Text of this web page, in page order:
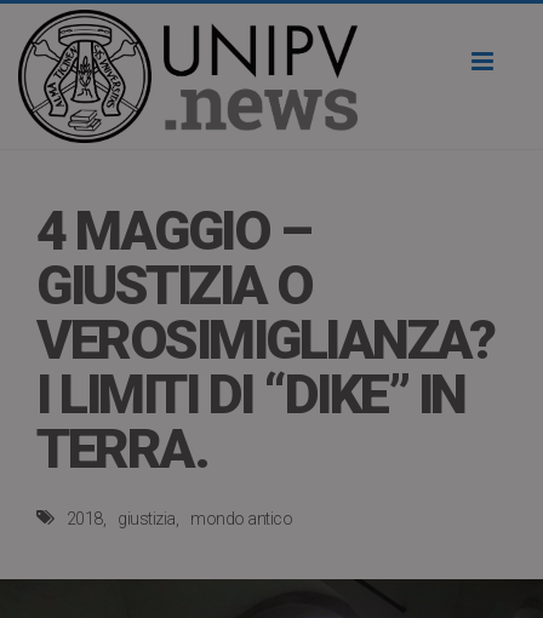
4 MAGGIO –
GIUSTIZIA O
VEROSIMIGLIANZA?
I LIMITI DI “DIKE” IN
TERRA.
2018 giustizia mondo antico